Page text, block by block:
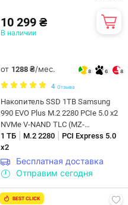
10 299 ₴
В наличии
от 1288 ₴/мес. 8 6 8
4 Отзыва
Накопитель SSD 1ТB Samsung
990 EVO Plus M.2 2280 PCIe 5.0 x2
NVMe V-NAND TLC (MZ-
V9S1T0BW)
1 ТБ M.2 2280
PCI Express 5.0
x2
Бесплатная доставка
Отправим сегодня
BEST CLICK